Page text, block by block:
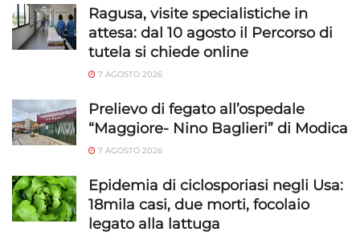
Ragusa, visite specialistiche in
attesa: dal 10 agosto il Percorso di
tutela si chiede online
7 AGOSTO 2026
Prelievo di fegato all’ospedale
“Maggiore- Nino Baglieri” di Modica
7 AGOSTO 2026
Epidemia di ciclosporiasi negli Usa:
18mila casi, due morti, focolaio
legato alla lattuga